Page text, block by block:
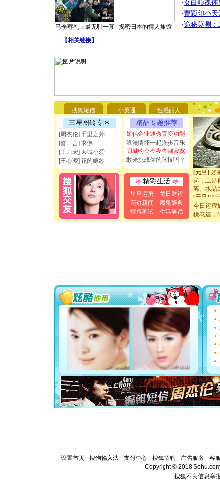
马季葬礼上最无耻一幕 揭密日本的情人旅馆
·女白领祼体
·曹颖印小天
·诡秘莫测：
【相关链接】
搜狐短信 小灵通 性感丽人
三星图铃专区
[周杰伦] 千里之外
[誓 言] 求佛
[王力宏] 大城小爱
[王心凌] 花的嫁纱
精品专题推荐
短信企业通秀百变功能
浪漫情怀一起漫步音乐
同城约会今夜告别寂寞
敢来挑战你的球技吗？
精彩生活
星座运势
每日财运
花边新闻
魔鬼辞典
情感测试
生活笑话
要平安！
[圣诞节]
能正大
都要快乐
[圣诞节]
如意,快
[元旦]看
断电。爱
你是我专
[元旦]如
起；二是
离。水晶
[元旦]当
泣，这痛
卖了。水
[春节]风
要平安！
[圣诞节]
能正大光
都要快乐
[圣诞节]
如意,快
[元旦]
看
断电。
你是我
[元旦]
如
起；二
离。水晶
[元旦]当
泣，这痛
卖了。水
送你一
今日运程
桃花运，
设置首页 - 搜狗输入法 - 支付中心 - 搜狐招聘 - 广告服务 - 客
Copyright © 2018
搜狐不良信息举